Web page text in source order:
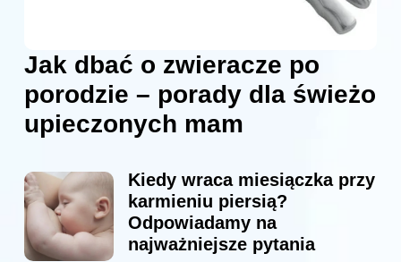
Jak dbać o zwieracze po
porodzie – porady dla świeżo
upieczonych mam
Kiedy wraca miesiączka przy
karmieniu piersią?
Odpowiadamy na
najważniejsze pytania